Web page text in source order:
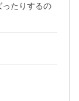
たりするの